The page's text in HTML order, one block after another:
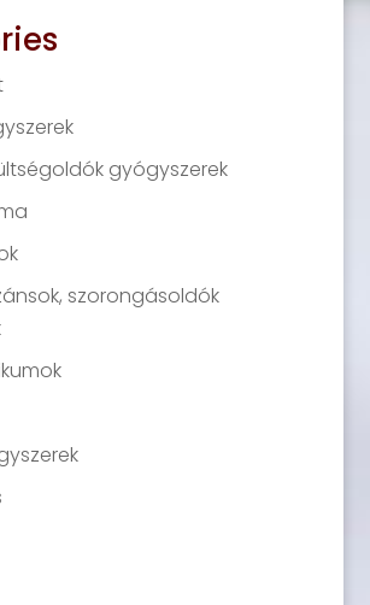
gyógyszerek
szorongásoldók